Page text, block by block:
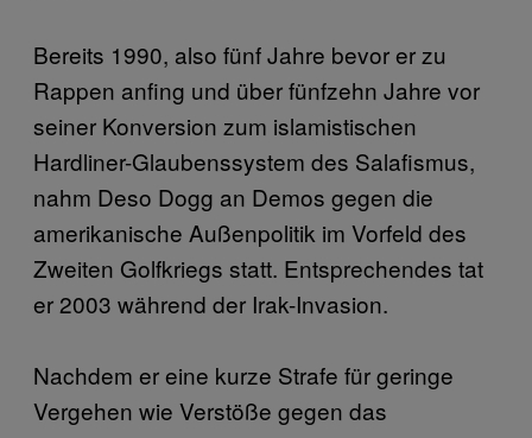
Bereits 1990, also fünf Jahre bevor er zu
Rappen anfing und über fünfzehn Jahre vor
seiner Konversion zum islamistischen
Hardliner-Glaubenssystem des Salafismus,
nahm Deso Dogg an Demos gegen die
amerikanische Außenpolitik im Vorfeld des
Zweiten Golfkriegs statt. Entsprechendes tat
er 2003 während der Irak-Invasion.
Nachdem er eine kurze Strafe für geringe
Vergehen wie Verstöße gegen das